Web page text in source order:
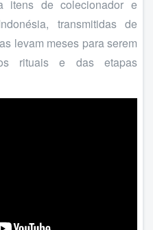
itens de colecionador e
transmitidas de
levam meses para serem
rituais e das etapas